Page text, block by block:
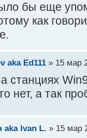
бы еще
как
aka Ed111 » 15 мар
станциях
нет, а так
Ivan L. » 15 мар